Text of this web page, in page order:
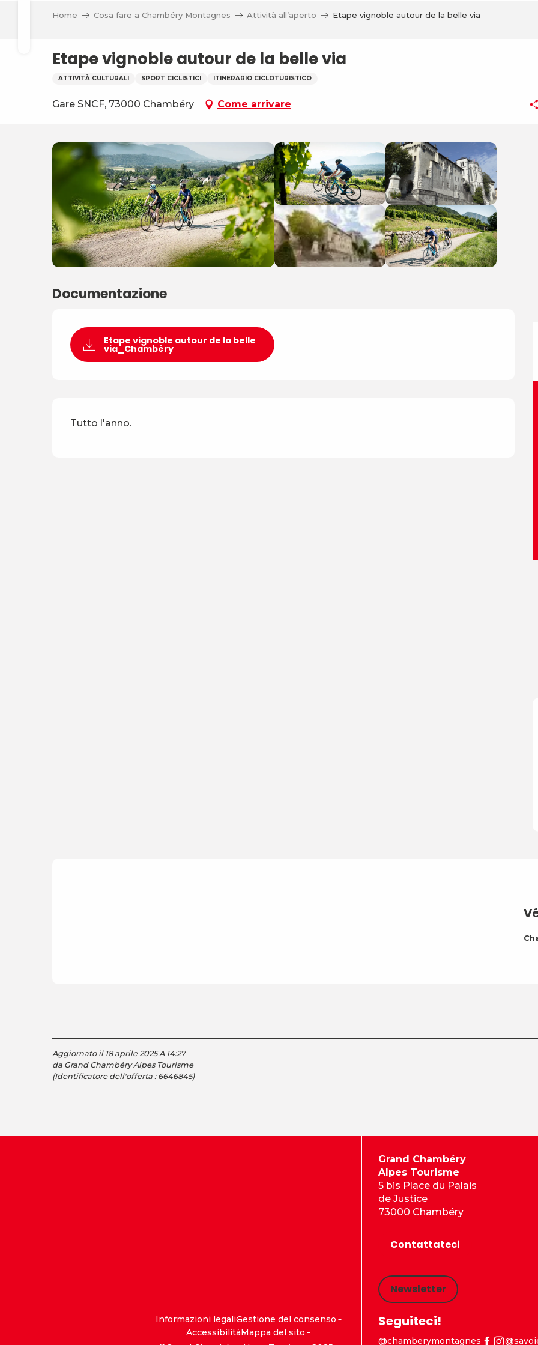
Home Cosa fare a Chambéry Montagnes Attività all’aperto Etape vignoble autour de la belle via
Etape vignoble autour de la belle via
ATTIVITÀ CULTURALI SPORT CICLISTICI ITINERARIO CICLOTURISTICO
Gare SNCF, 73000 Chambéry Come arrivare
Documentazione
Etape vignoble autour de la belle
via_Chambéry
Tutto l'anno.
Aggiornato il 18 aprile 2025 A 14:27
da Grand Chambéry Alpes Tourisme
(Identificatore dell'offerta : 6646845)
Informazioni legaliGestione del consenso
AccessibilitàMappa del sito
Grand Chambéry
Alpes Tourisme
5 bis Place du Palais
de Justice
73000 Chambéry
Contattateci
Newsletter
Seguiteci!
@chamberymontagnes